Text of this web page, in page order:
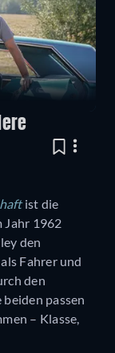
ist die
Jahr 1962
den
Fahrer und
den
passen
– Klasse,